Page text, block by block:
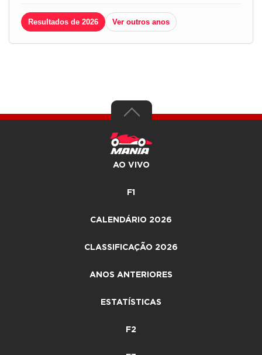
Resultados de 2026 Ver outros anos
AO VIVO
F1
CALENDÁRIO 2026
CLASSIFICAÇÃO 2026
ANOS ANTERIORES
ESTATÍSTICAS
F2